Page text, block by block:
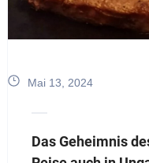
Mai 13, 2024
Das Geheimnis